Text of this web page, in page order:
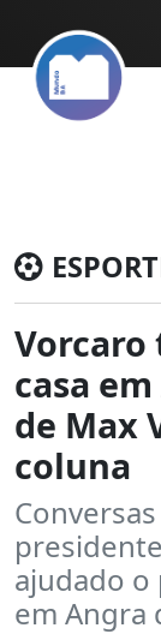
casa
de Max
coluna
ajudado
em Angra